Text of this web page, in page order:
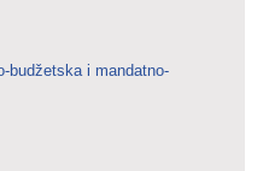
budžetska i mandatno-